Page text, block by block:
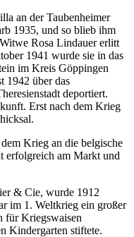
an der Taubenheimer
1935, und so blieb ihm
Rosa Lindauer erlitt
1941 wurde sie in das
im Kreis Göppingen
1942 über das
deportiert.
Erst nach dem Krieg
Krieg an die belgische
erfolgreich am Markt und
& Cie, wurde 1912
im 1. Weltkrieg ein großer
für Kriegswaisen
Kindergarten stiftete.